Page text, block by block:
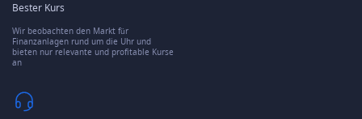
Bester Kurs
Wir beobachten den Markt für
Finanzanlagen rund um die Uhr und
bieten nur relevante und profitable Kurse
an